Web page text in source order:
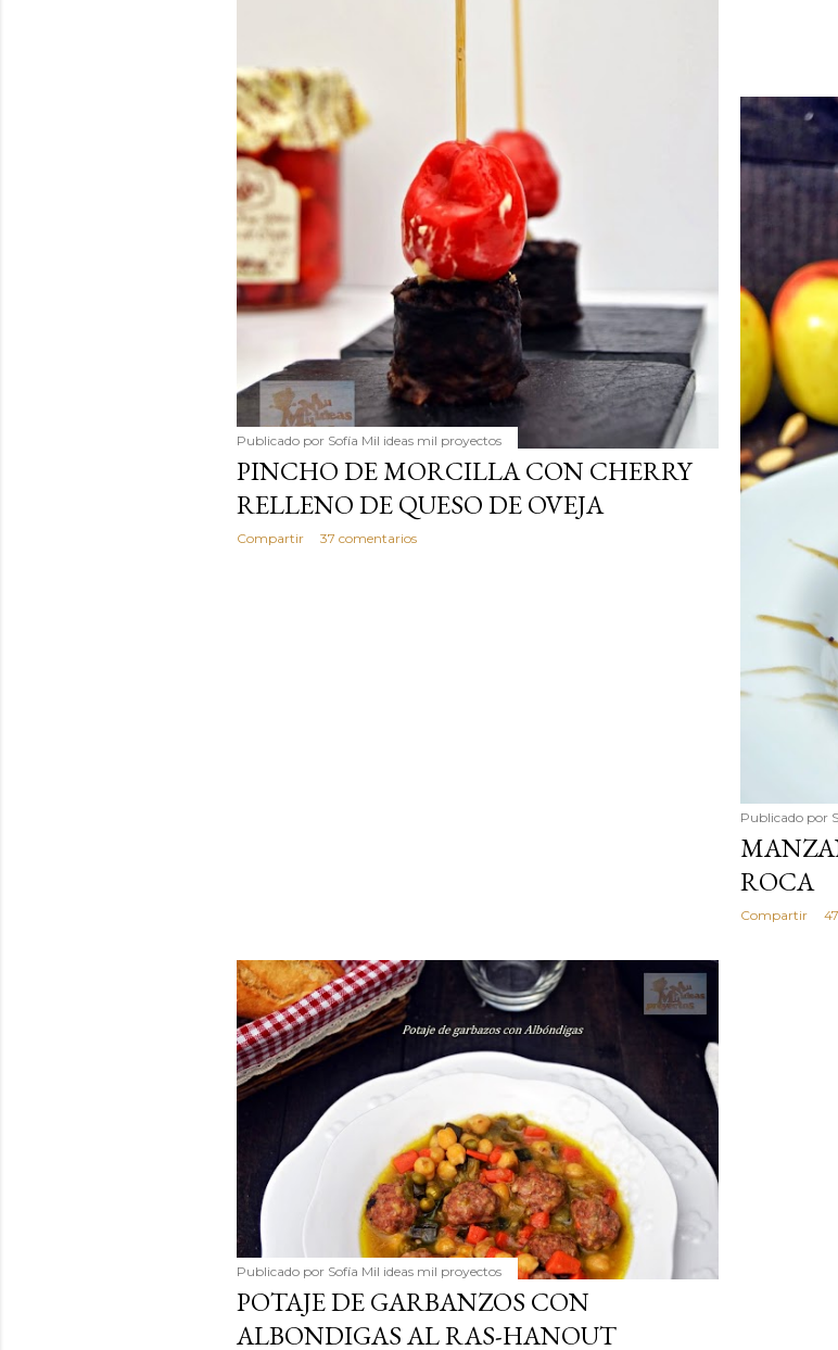
Publicado por Sofía Mil ideas mil proyectos
PINCHO DE MORCILLA CON CHERRY
RELLENO DE QUESO DE OVEJA
Compartir 37 comentarios
Publicado por
ROCA
Compartir
Publicado por Sofía Mil ideas mil proyectos
POTAJE DE GARBANZOS CON
ALBONDIGAS AL RAS-HANOUT